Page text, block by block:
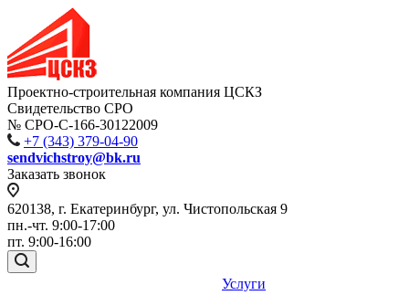
Проектно-строительная компания ЦСКЗ
Свидетельство СРО
№ СРО-С-166-30122009
+7 (343) 379-04-90
sendvichstroy@bk.ru
Заказать звонок
620138, г. Екатеринбург, ул. Чистопольская 9
пн.-чт. 9:00-17:00
пт. 9:00-16:00
Услуги